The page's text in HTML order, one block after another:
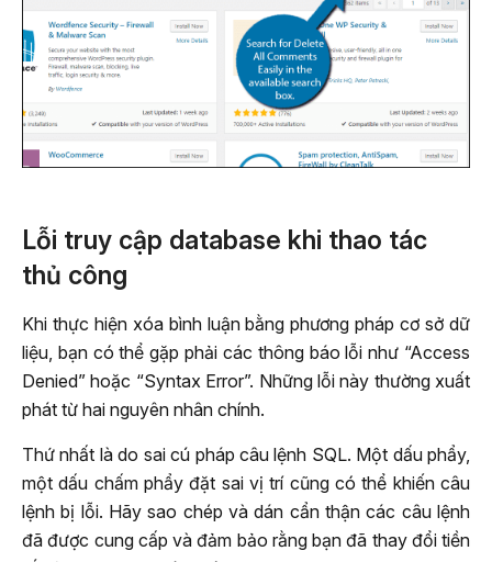
Lỗi truy cập database khi thao tác
thủ công
Khi thực hiện xóa bình luận bằng phương pháp cơ sở dữ
liệu, bạn có thể gặp phải các thông báo lỗi như “Access
Denied” hoặc “Syntax Error”. Những lỗi này thường xuất
phát từ hai nguyên nhân chính.
Thứ nhất là do sai cú pháp câu lệnh SQL. Một dấu phẩy,
một dấu chấm phẩy đặt sai vị trí cũng có thể khiến câu
lệnh bị lỗi. Hãy sao chép và dán cẩn thận các câu lệnh
đã được cung cấp và đảm bảo rằng bạn đã thay đổi tiền